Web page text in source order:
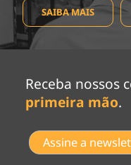
SAIBA MAIS
Receba nossos
primeira mão.
Assine a